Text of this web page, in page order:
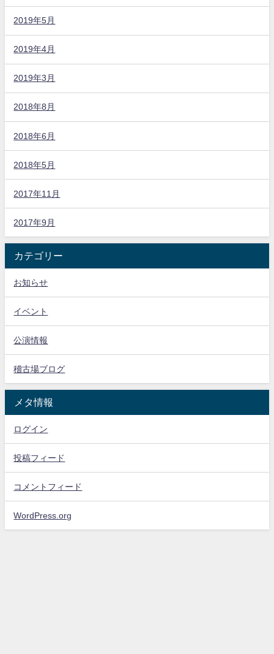
2019年5月
2019年4月
2019年3月
2018年8月
2018年6月
2018年5月
2017年11月
2017年9月
カテゴリー
お知らせ
イベント
公演情報
稽古場ブログ
メタ情報
ログイン
投稿フィード
コメントフィード
WordPress.org